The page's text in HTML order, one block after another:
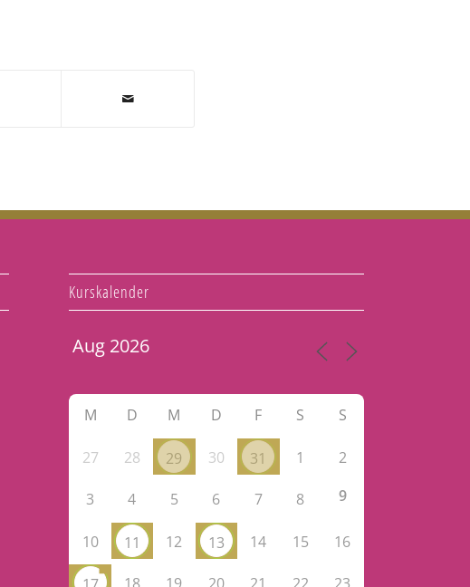
Kurskalender
M D M D F S S
27 28 29 30 31 1 2
3 4 5 6 7 8 9
10 11 12 13 14 15 16